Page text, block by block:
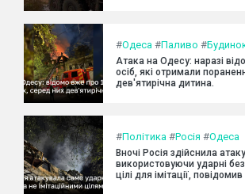
#Одеса #Паливо #
Атака на Одесу: наразі
осіб, які отримали
дев'ятирічна дитина.
#Політика #Росія #Одеса
Вночі Росія здійснила
використовуючи ударні
цілі для імітації, повідомив